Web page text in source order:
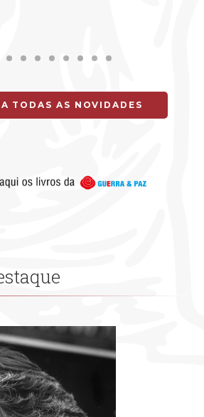
TODAS AS NOVIDADES